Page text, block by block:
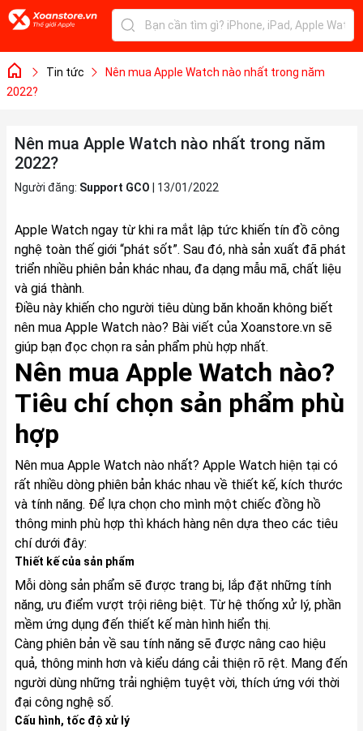
Tin tức
Nên mua Apple Watch nào nhất trong năm
2022?
Nên mua Apple Watch nào nhất trong năm
2022?
Người đăng: Support GCO 13/01/2022
Apple Watch ngay từ khi ra mắt lập tức khiến tín đồ công
nghệ toàn thế giới “phát sốt”. Sau đó, nhà sản xuất đã phát
triển nhiều phiên bản khác nhau, đa dạng mẫu mã, chất liệu
và giá thành.
Điều này khiến cho người tiêu dùng băn khoăn không biết
nên mua Apple Watch nào? Bài viết của Xoanstore.vn sẽ
giúp bạn đọc chọn ra sản phẩm phù hợp nhất.
Nên mua Apple Watch nào?
Tiêu chí chọn sản phẩm phù
hợp
Nên mua Apple Watch nào nhất? Apple Watch hiện tại có
rất nhiều dòng phiên bản khác nhau về thiết kế, kích thước
và tính năng. Để lựa chọn cho mình một chiếc đồng hồ
thông minh phù hợp thì khách hàng nên dựa theo các tiêu
chí dưới đây:
Thiết kế của sản phẩm
Mỗi dòng sản phẩm sẽ được trang bị, lắp đặt những tính
năng, ưu điểm vượt trội riêng biệt. Từ hệ thống xử lý, phần
mềm ứng dụng đến thiết kế màn hình hiển thị.
Càng phiên bản về sau tính năng sẽ được nâng cao hiệu
quả, thông minh hơn và kiểu dáng cải thiện rõ rệt. Mang đến
người dùng những trải nghiệm tuyệt vời, thích ứng với thời
đại công nghệ số.
Cấu hình, tốc độ xử lý